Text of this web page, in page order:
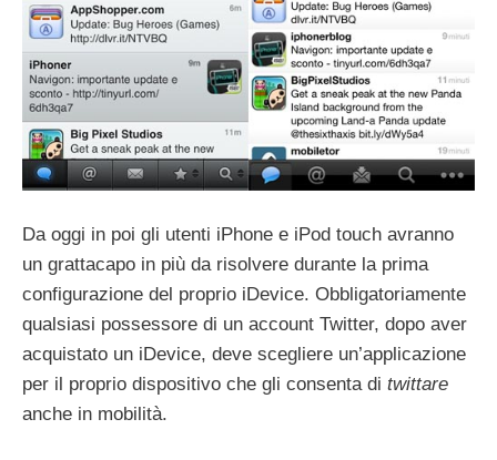
Da oggi in poi gli utenti iPhone e iPod touch avranno
un grattacapo in più da risolvere durante la prima
configurazione del proprio iDevice. Obbligatoriamente
qualsiasi possessore di un account Twitter, dopo aver
acquistato un iDevice, deve scegliere un’applicazione
per il proprio dispositivo che gli consenta di twittare
anche in mobilità.